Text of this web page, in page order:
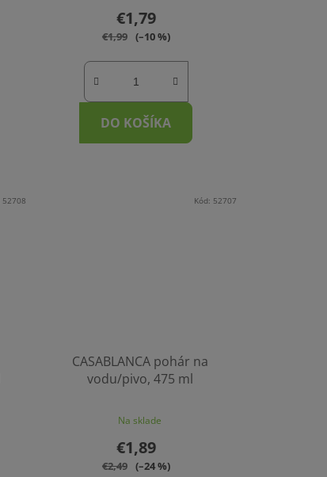
€1,79
€1,99 (–10 %)
DO KOŠÍKA
52708
CASABLANCA pohár na
vodu/pivo, 475 ml
Na sklade
€1,89
€2,49 (–24 %)
Kód: 52707